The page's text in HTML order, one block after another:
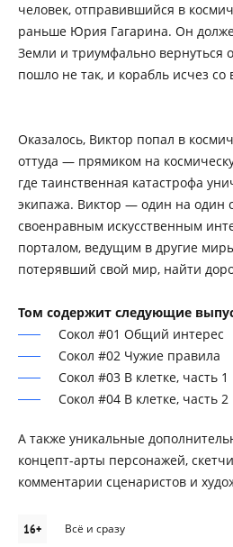
человек, отправившийся в
раньше Юрия Гагарина. Он
Земли и триумфально вернуться
пошло не так, и корабль исчез со
Оказалось, Виктор попал в
оттуда — прямиком на
где таинственная катастрофа
экипажа. Виктор — один на один
своенравным искусственным
порталом, ведущим в другие
потерявший свой мир, найти
Том содержит следующие
Сокол #01 Общий интерес
Сокол #02 Чужие правила
Сокол #03 В клетке, часть 1
Сокол #04 В клетке, часть 2
А также уникальные
концепт-арты персонажей,
комментарии сценаристов и
16+ Всё и сразу